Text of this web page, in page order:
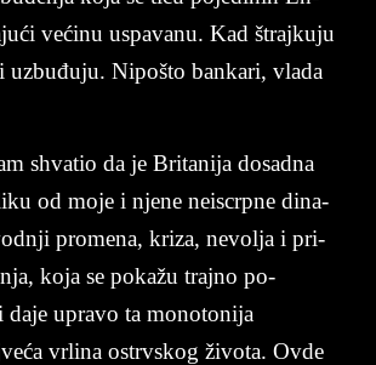
većinu uspa­va­nu. Kad štraj­ku­ju
uzbuđuju. Ni­po­što ban­ka­ri, vla­da
shva­tio da je Bri­ta­nija do­sad­na
od moje i nje­ne ne­is­crp­ne di­na­
pro­me­na, kri­za, ne­vol­ja i pri­
koja se pokažu traj­no po­
upra­vo ta mo­no­to­ni­ja
vr­li­na ostrv­skog živo­ta. Ovde